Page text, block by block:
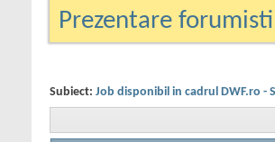
Prezentare forumisti
Subiect: Job disponibil in cadrul DWF.ro -